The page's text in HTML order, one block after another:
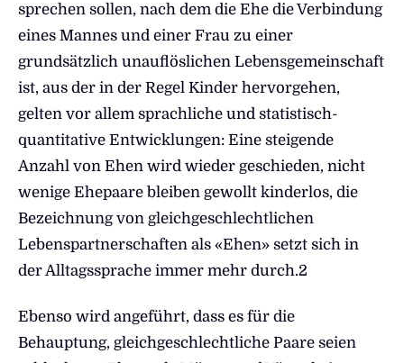
sprechen sollen, nach dem die Ehe die Verbindung
eines Mannes und einer Frau zu einer
grundsätzlich unauflöslichen Lebensgemeinschaft
ist, aus der in der Regel Kinder hervorgehen,
gelten vor allem sprachliche und statistisch-
quantitative Entwicklungen: Eine steigende
Anzahl von Ehen wird wieder geschieden, nicht
wenige Ehepaare bleiben gewollt kinderlos, die
Bezeichnung von gleichgeschlechtlichen
Lebenspartnerschaften als «Ehen» setzt sich in
der Alltagssprache immer mehr durch.2
Ebenso wird angeführt, dass es für die
Behauptung, gleichgeschlechtliche Paare seien